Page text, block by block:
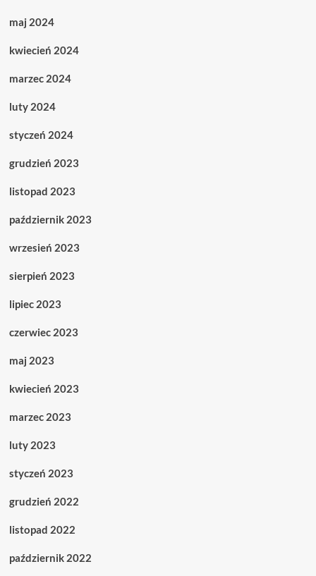
maj 2024
kwiecień 2024
marzec 2024
luty 2024
styczeń 2024
grudzień 2023
listopad 2023
październik 2023
wrzesień 2023
sierpień 2023
lipiec 2023
czerwiec 2023
maj 2023
kwiecień 2023
marzec 2023
luty 2023
styczeń 2023
grudzień 2022
listopad 2022
październik 2022